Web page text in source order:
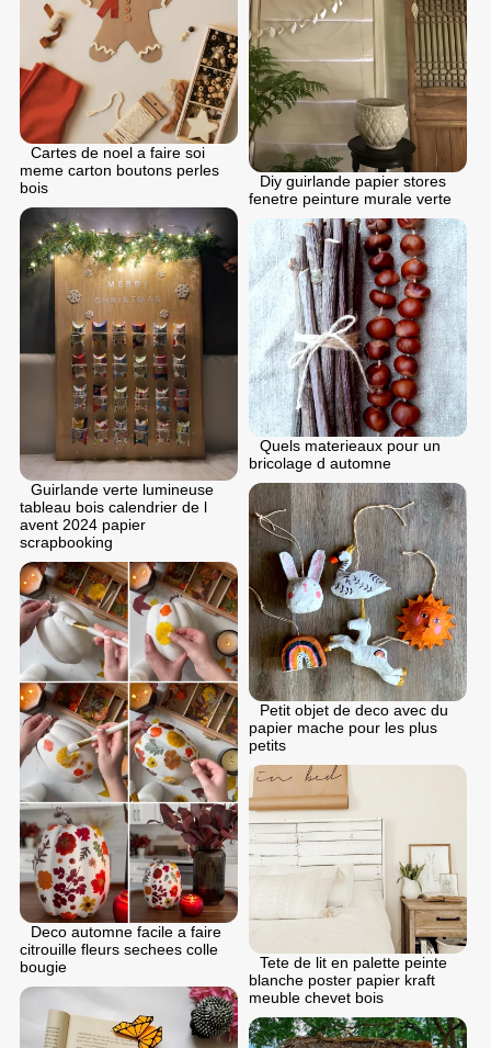
Cartes de noel a faire soi
meme carton boutons perles
bois
Diy guirlande papier stores
fenetre peinture murale verte
Guirlande verte lumineuse
tableau bois calendrier de l
avent 2024 papier
scrapbooking
Quels materieaux pour un
bricolage d automne
Petit objet de deco avec du
papier mache pour les plus
petits
Deco automne facile a faire
citrouille fleurs sechees colle
bougie
Tete de lit en palette peinte
blanche poster papier kraft
meuble chevet bois